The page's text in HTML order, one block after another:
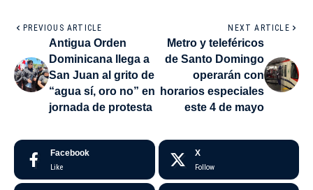
PREVIOUS ARTICLE
Antigua Orden
Dominicana llega a
San Juan al grito de
“agua sí, oro no” en
jornada de protesta
NEXT ARTICLE
Metro y teleféricos
de Santo Domingo
operarán con
horarios especiales
este 4 de mayo
Facebook
Like
X
Follow